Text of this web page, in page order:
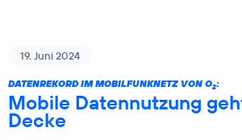
19. Juni 2024
DATENREKORD IM MOBILFUNKNETZ VON O2:
Mobile Datennutzung
Decke